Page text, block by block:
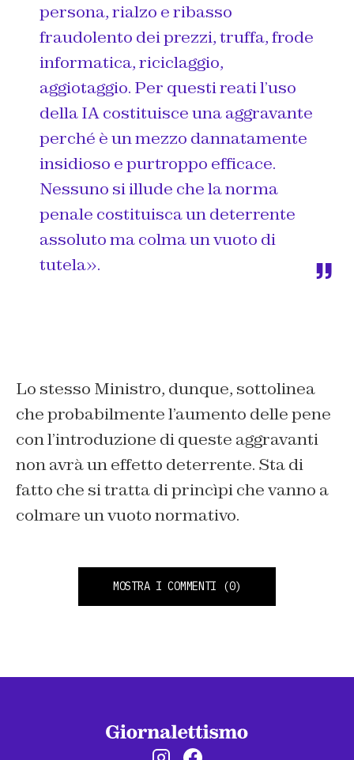
persona, rialzo e ribasso
fraudolento dei prezzi, truffa, frode
informatica, riciclaggio,
aggiotaggio. Per questi reati l’uso
della IA costituisce una aggravante
perché è un mezzo dannatamente
insidioso e purtroppo efficace.
Nessuno si illude che la norma
penale costituisca un deterrente
assoluto ma colma un vuoto di
tutela».
Lo stesso Ministro, dunque, sottolinea
che probabilmente l’aumento delle pene
con l’introduzione di queste aggravanti
non avrà un effetto deterrente. Sta di
fatto che si tratta di princìpi che vanno a
colmare un vuoto normativo.
MOSTRA I COMMENTI (0)